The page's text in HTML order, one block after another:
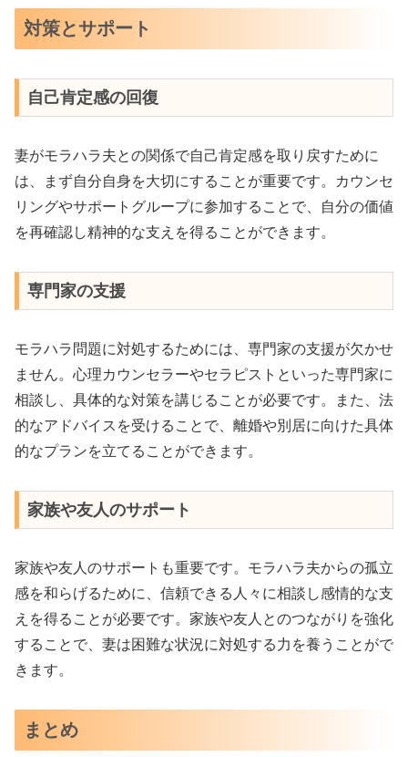
対策とサポート
自己肯定感の回復
妻がモラハラ夫との関係で自己肯定感を取り戻すために
は、まず自分自身を大切にすることが重要です。カウンセ
リングやサポートグループに参加することで、自分の価値
を再確認し精神的な支えを得ることができます。
専門家の支援
モラハラ問題に対処するためには、専門家の支援が欠かせ
ません。心理カウンセラーやセラピストといった専門家に
相談し、具体的な対策を講じることが必要です。また、法
的なアドバイスを受けることで、離婚や別居に向けた具体
的なプランを立てることができます。
家族や友人のサポート
家族や友人のサポートも重要です。モラハラ夫からの孤立
感を和らげるために、信頼できる人々に相談し感情的な支
えを得ることが必要です。家族や友人とのつながりを強化
することで、妻は困難な状況に対処する力を養うことがで
きます。
まとめ